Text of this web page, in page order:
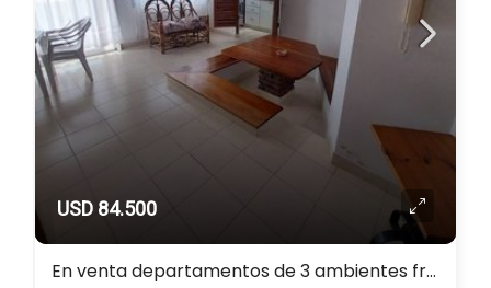
USD 84.500
En venta departamentos de 3 ambientes frente al mar en Zona Centro, Villa Gesell